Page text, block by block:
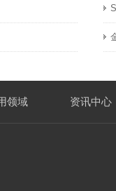
领域 资讯中心